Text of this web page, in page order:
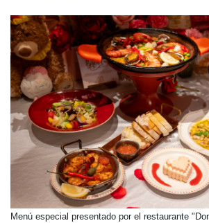
​Menú especial presentado por el restaurante